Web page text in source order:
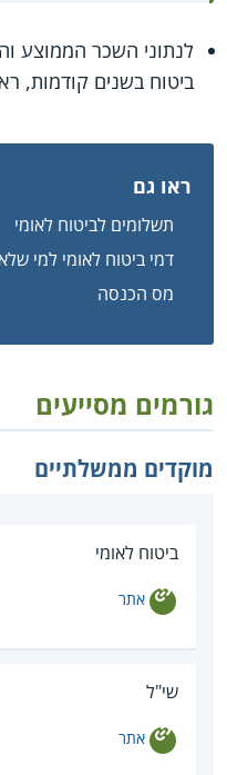
לנתוני השכר הממוצע
ביטוח בשנים קודמות,
ראו גם
תשלומים לביטוח לאומי
דמי ביטוח לאומי למי
מס הכנסה
גורמים מסייעים
מוקדים ממשלתיים
ביטוח לאומי
אתר
שי"ל
אתר